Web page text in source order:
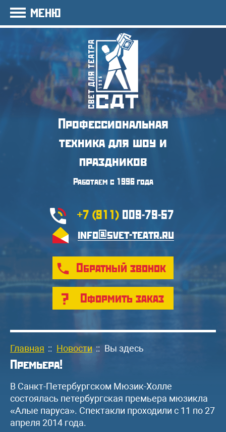
Профессиональная
техника для шоу и
праздников
Работаем с 1996 года
+7 (911) 009-79-57
info@svet-teatr.ru
Обратный звонок
Оформить заказ
Главная :: Новости :: Вы здесь
Премьера!
В Санкт-Петербургском Мюзик-Холле
состоялась петербургская премьера мюзикла
«Алые паруса». Спектакли проходили с 11 по 27
апреля 2014 года.
МЕНЮ